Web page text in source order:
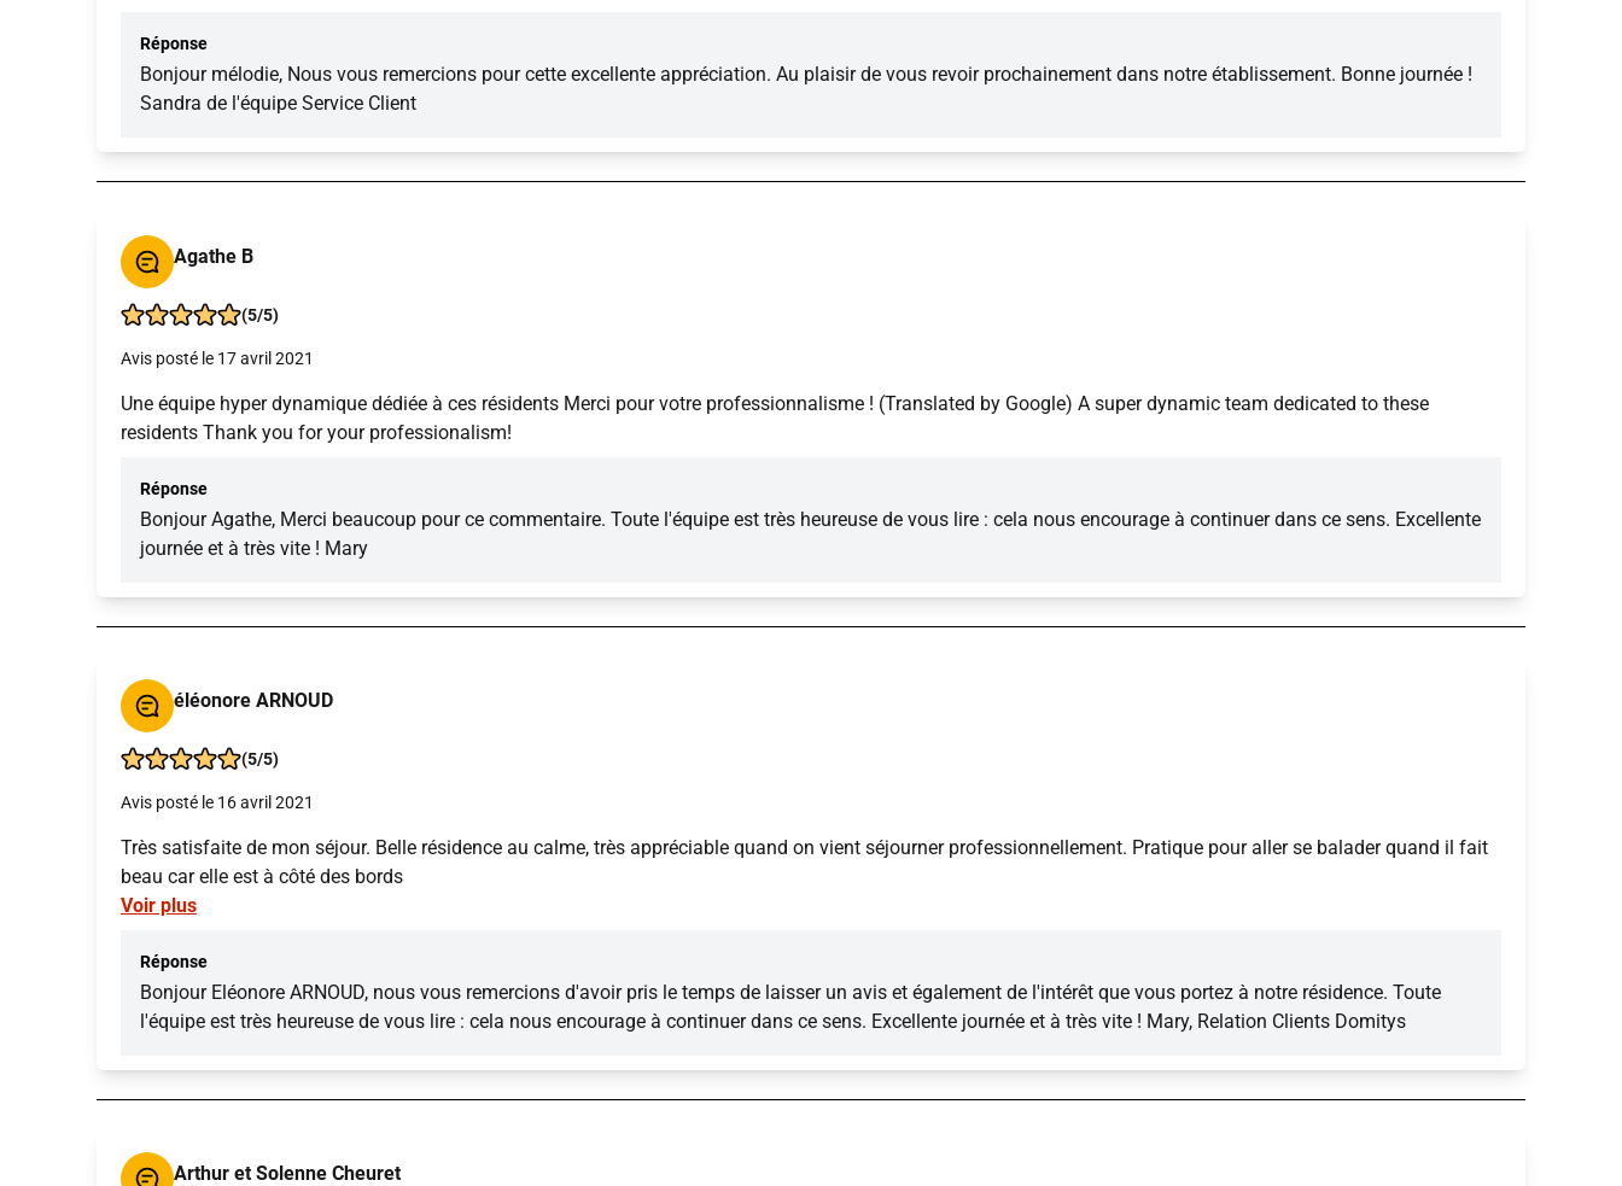
Réponse
Bonjour mélodie, Nous vous remercions pour cette excellente appréciation. Au plaisir de vous revoir prochainement dans notre établissement. Bonne journée !
Sandra de l'équipe Service Client
Agathe B
(5/5)
Avis posté le 17 avril 2021
Une équipe hyper dynamique dédiée à ces résidents Merci pour votre professionnalisme ! (Translated by Google) A super dynamic team dedicated to these
residents Thank you for your professionalism!
Réponse
Bonjour Agathe, Merci beaucoup pour ce commentaire. Toute l'équipe est très heureuse de vous lire : cela nous encourage à continuer dans ce sens. Excellente
journée et à très vite ! Mary
éléonore ARNOUD
(5/5)
Avis posté le 16 avril 2021
Très satisfaite de mon séjour. Belle résidence au calme, très appréciable quand on vient séjourner professionnellement. Pratique pour aller se balader quand il fait
beau car elle est à côté des bords
Voir plus
Réponse
Bonjour Eléonore ARNOUD, nous vous remercions d'avoir pris le temps de laisser un avis et également de l'intérêt que vous portez à notre résidence. Toute
l'équipe est très heureuse de vous lire : cela nous encourage à continuer dans ce sens. Excellente journée et à très vite ! Mary, Relation Clients Domitys
Arthur et Solenne Cheuret